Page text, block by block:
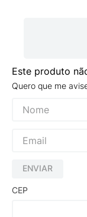
Este produto
Quero que me
ENVIAR
CEP